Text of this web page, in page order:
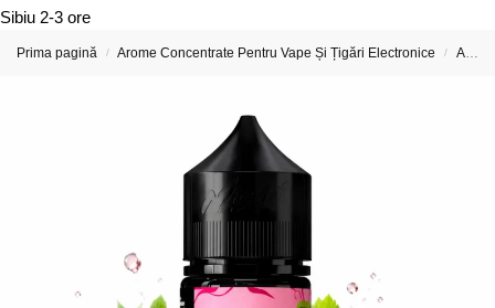
Sibiu 2-3 ore
Prima pagină / Arome Concentrate Pentru Vape Și Țigări Electronice / Arome Concentrate Nasty Juice